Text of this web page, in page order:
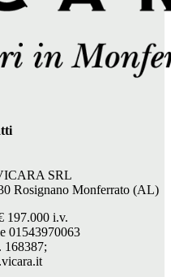
SRL
Rosignano Monferrato (AL)
197.000i.v.
01543970063